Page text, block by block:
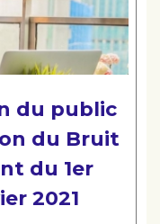
du public
du Bruit
du 1er
2021